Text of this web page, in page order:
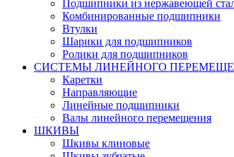
Подшипники из нержавеющей
Комбинированные подшипники
Втулки
Шарики для подшипников
Ролики для подшипников
СИСТЕМЫ ЛИНЕЙНОГО
Каретки
Направляющие
Линейные подшипники
Валы линейного перемещения
ШКИВЫ
Шкивы клиновые